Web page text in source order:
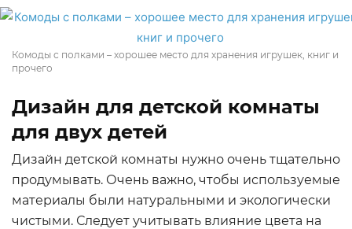
Комоды с полками – хорошее место для хранения игрушек, книг и
прочего
Дизайн для детской комнаты
для двух детей
Дизайн детской комнаты нужно очень тщательно
продумывать. Очень важно, чтобы используемые
материалы были натуральными и экологически
чистыми. Следует учитывать влияние цвета на